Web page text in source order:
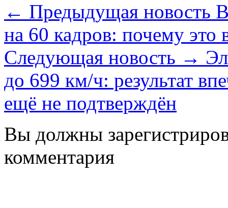
← Предыдущая новость
на 60 кадров: почему это
Следующая новость →
до 699 км/ч: результат
ещё не подтверждён
Вы должны
комментария